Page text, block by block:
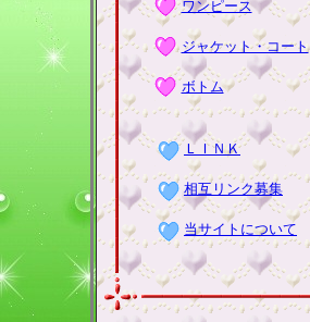
ワンピース
ジャケット・コート
ボトム
ＬＩＮＫ
相互リンク募集
当サイトについて